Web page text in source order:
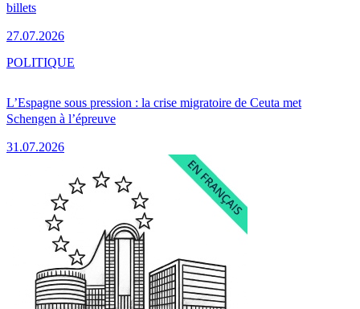
billets
27.07.2026
L’Espagne sous pression : la crise migratoire de Ceuta met
Schengen à l’épreuve
31.07.2026
POLITIQUE